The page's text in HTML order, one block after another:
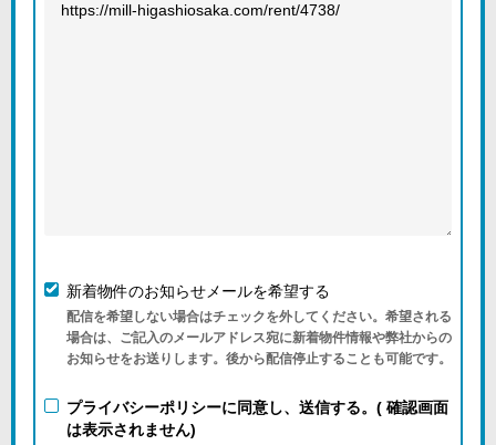
新着物件のお知らせメールを希望する
配信を希望しない場合はチェックを外してください。希望される
場合は、ご記入のメールアドレス宛に新着物件情報や弊社からの
お知らせをお送りします。後から配信停止することも可能です。
プライバシーポリシーに同意し、送信する。( 確認画面
は表示されません)